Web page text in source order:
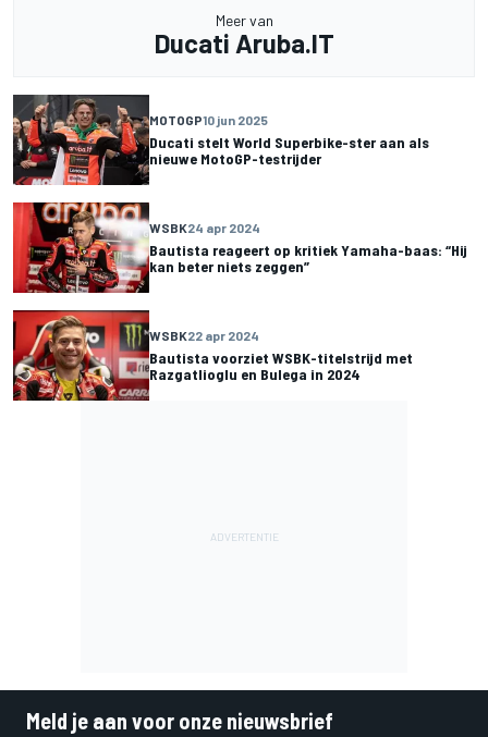
Meer van
Ducati Aruba.IT
MOTOGP10 jun 2025
Ducati stelt World Superbike-ster aan als
nieuwe MotoGP-testrijder
WSBK24 apr 2024
Bautista reageert op kritiek Yamaha-baas: “Hij
kan beter niets zeggen”
WSBK22 apr 2024
Bautista voorziet WSBK-titelstrijd met
Razgatlioglu en Bulega in 2024
Meld je aan voor onze nieuwsbrief